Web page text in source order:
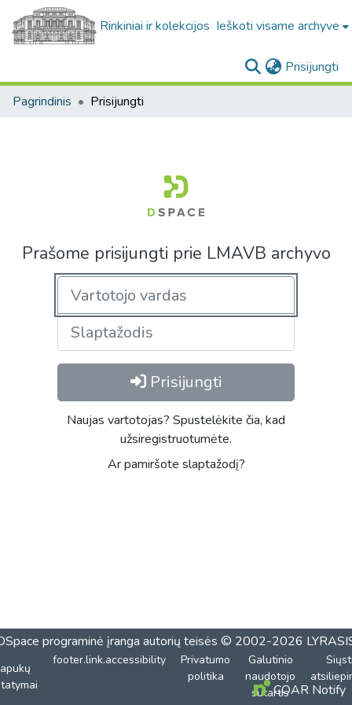
Rinkiniai ir kolekcijos Ieškoti visame archyve
Prisijungti
Pagrindinis Prisijungti
Prašome prisijungti prie LMAVB archyvo
Prisijungti
Naujas vartotojas? Spustelėkite čia, kad
užsiregistruotumėte.
Ar pamiršote slaptažodį?
programinė įranga autorių teisės © 2002-2026
footer.link.accessibility
Privatumo
politika
Galutinio
naudotojo
sutartisCOAR Notify